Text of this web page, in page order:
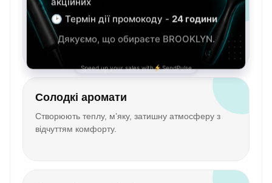
Свіжі аромати
Підходять для тих, хто любить легкість, чистоту,
прохолоду та ненав’язний шлейф.
Солодкі аромати
Створюють теплу, м’яку, затишну атмосферу з
відчуттям комфорту.